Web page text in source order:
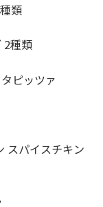
類
2種類
ピッツァ
スパイスチキン